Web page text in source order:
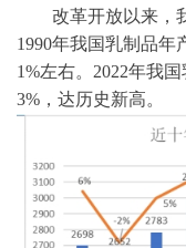
改革开放以来，
1990年我国乳制品年
1%左右。2022年我
3%，达历史新高。